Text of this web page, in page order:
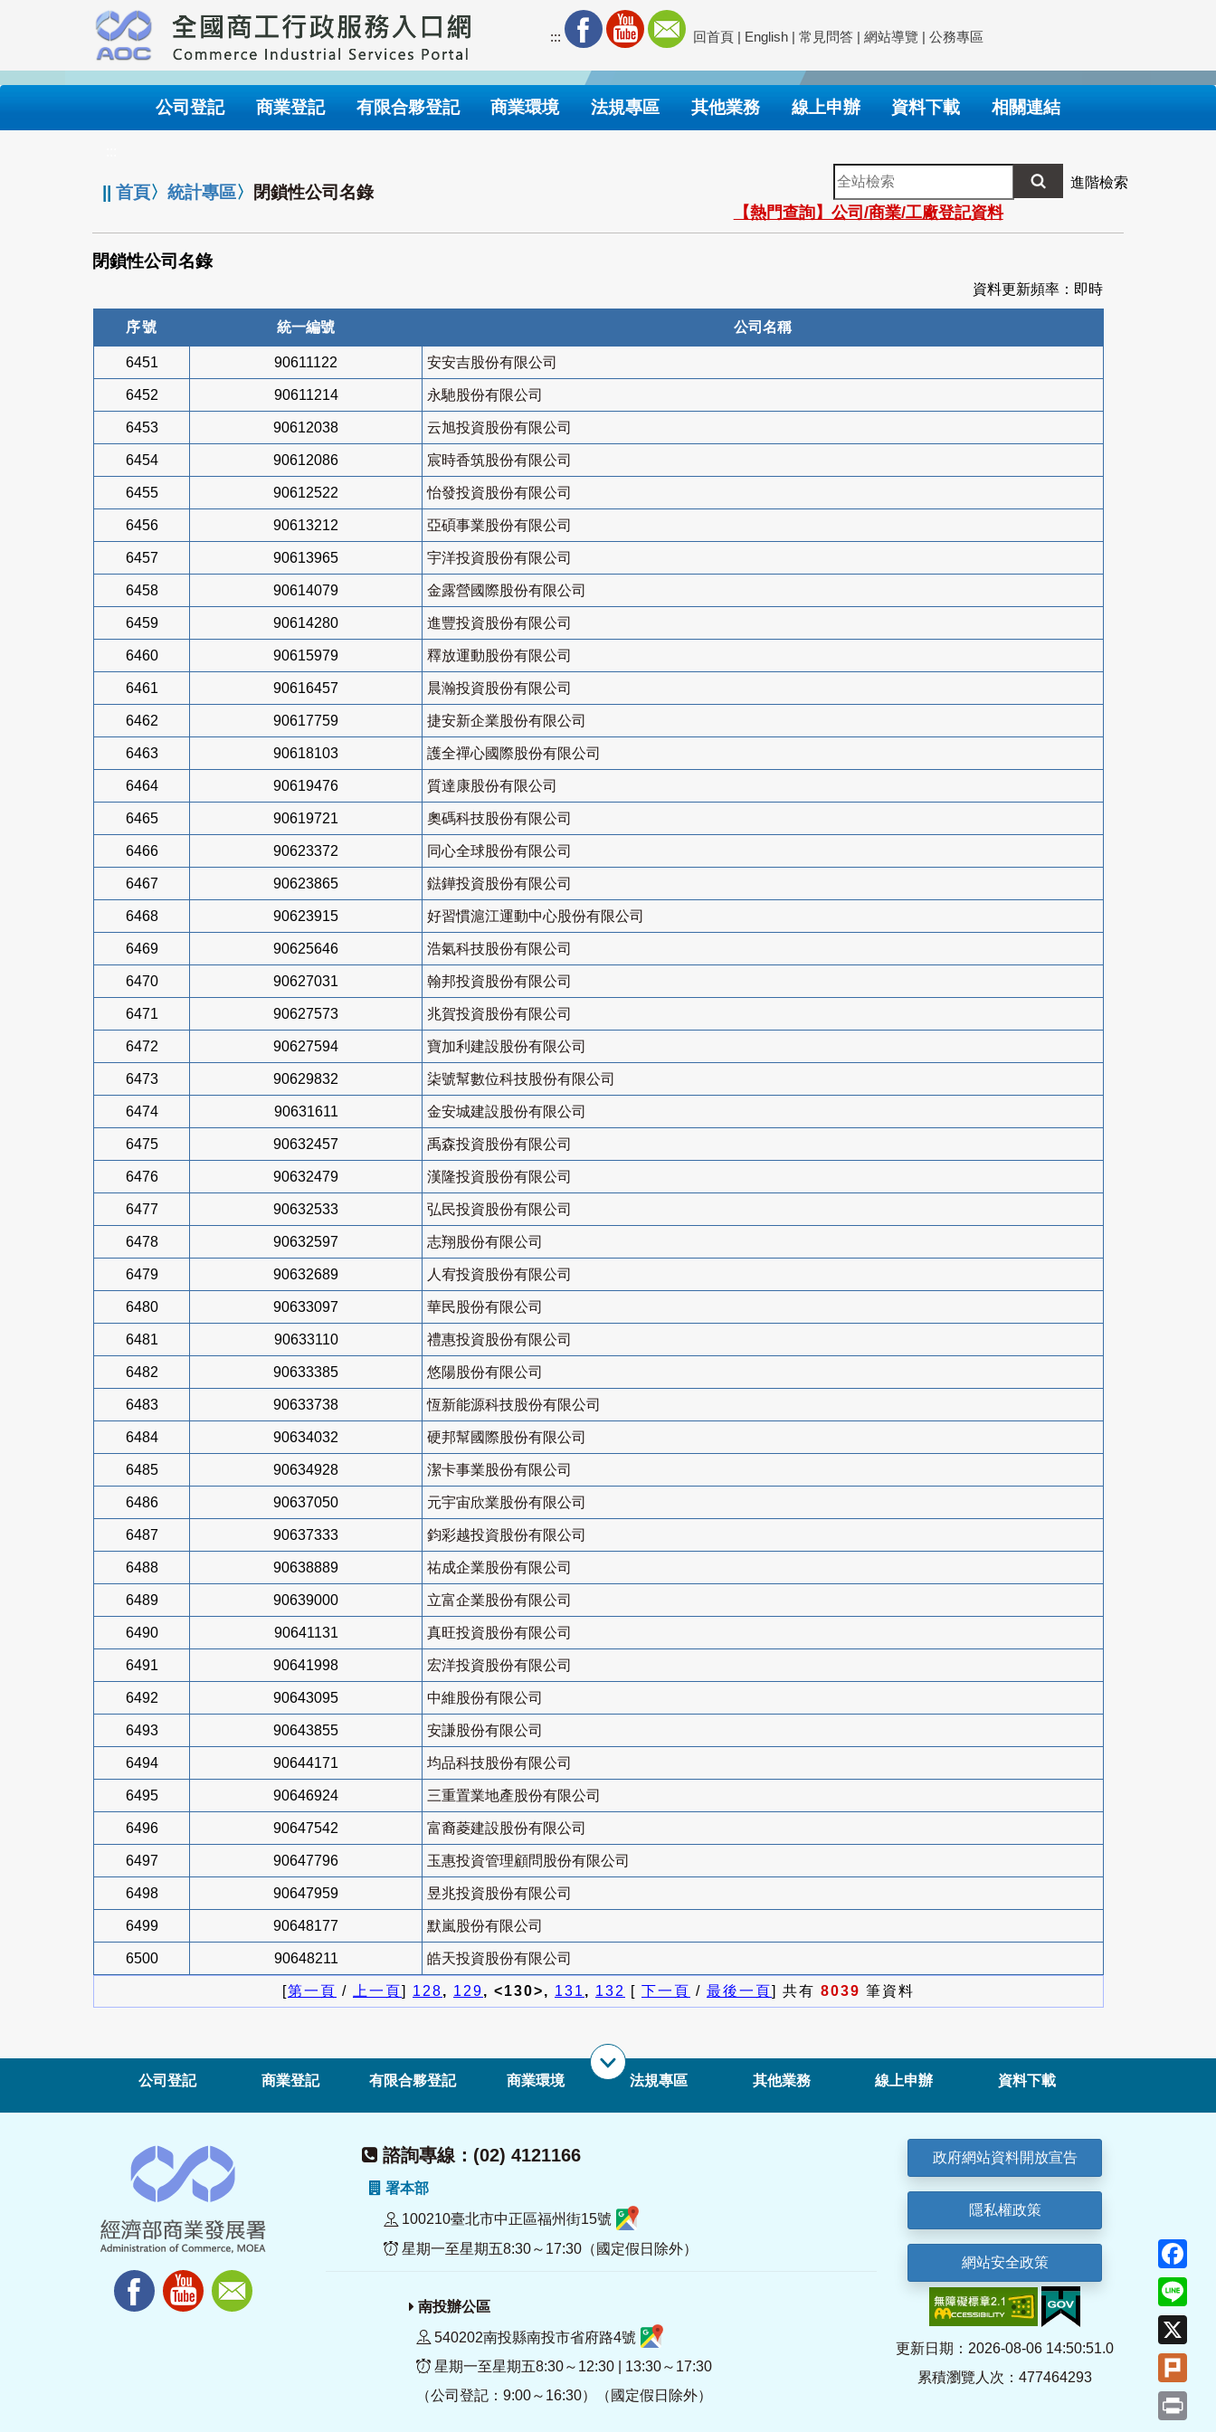
要
內
::: 回首頁 | English | 常見問答 | 網站導覽 | 公務專區
公司登記 商業登記 有限合夥登記 商業環境 法規專區 其他業務 線上申辦 資料下載 相關連結
||首頁〉統計專區〉 閉鎖性公司名錄
全
站
檢
索
進階檢索
【熱門查詢】公司/商業/工廠登記資料
閉鎖性公司名錄
資料更新頻率：即時
序號 統一編號 公司名稱
6451 90611122 安安吉股份有限公司
6452 90611214 永馳股份有限公司
6453 90612038 云旭投資股份有限公司
6454 90612086 宸時香筑股份有限公司
6455 90612522 怡發投資股份有限公司
6456 90613212 亞碩事業股份有限公司
6457 90613965 宇洋投資股份有限公司
6458 90614079 金露營國際股份有限公司
6459 90614280 進豐投資股份有限公司
6460 90615979 釋放運動股份有限公司
6461 90616457 晨瀚投資股份有限公司
6462 90617759 捷安新企業股份有限公司
6463 90618103 護全禪心國際股份有限公司
6464 90619476 質達康股份有限公司
6465 90619721 奧碼科技股份有限公司
6466 90623372 同心全球股份有限公司
6467 90623865 鍅鏵投資股份有限公司
6468 90623915 好習慣滬江運動中心股份有限公司
6469 90625646 浩氣科技股份有限公司
6470 90627031 翰邦投資股份有限公司
6471 90627573 兆賀投資股份有限公司
6472 90627594 寶加利建設股份有限公司
6473 90629832 柒號幫數位科技股份有限公司
6474 90631611 金安城建設股份有限公司
6475 90632457 禹森投資股份有限公司
6476 90632479 漢隆投資股份有限公司
6477 90632533 弘民投資股份有限公司
6478 90632597 志翔股份有限公司
6479 90632689 人宥投資股份有限公司
6480 90633097 華民股份有限公司
6481 90633110 禮惠投資股份有限公司
6482 90633385 悠陽股份有限公司
6483 90633738 恆新能源科技股份有限公司
6484 90634032 硬邦幫國際股份有限公司
6485 90634928 潔卡事業股份有限公司
6486 90637050 元宇宙欣業股份有限公司
6487 90637333 鈞彩越投資股份有限公司
6488 90638889 祐成企業股份有限公司
6489 90639000 立富企業股份有限公司
6490 90641131 真旺投資股份有限公司
6491 90641998 宏洋投資股份有限公司
6492 90643095 中維股份有限公司
6493 90643855 安謙股份有限公司
6494 90644171 均品科技股份有限公司
6495 90646924 三重置業地產股份有限公司
6496 90647542 富裔菱建設股份有限公司
6497 90647796 玉惠投資管理顧問股份有限公司
6498 90647959 昱兆投資股份有限公司
6499 90648177 默嵐股份有限公司
6500 90648211 皓天投資股份有限公司
[第一頁 / 上一頁] 128, 129, <130>, 131, 132 [ 下一頁 / 最後一頁] 共有 8039 筆資料
公司登記 商業登記 有限合夥登記 商業環境 法規專區 其他業務 線上申辦 資料下載
諮詢專線：(02) 4121166
署本部
100210臺北市中正區福州街15號
星期一至星期五8:30～17:30（國定假日除外）
南投辦公區
540202南投縣南投市省府路4號
星期一至星期五8:30～12:30 | 13:30～17:30
（公司登記：9:00～16:30）（國定假日除外）
政府網站資料開放宣告
隱私權政策
網站安全政策
更新日期：2026-08-06 14:50:51.0
累積瀏覽人次：477464293